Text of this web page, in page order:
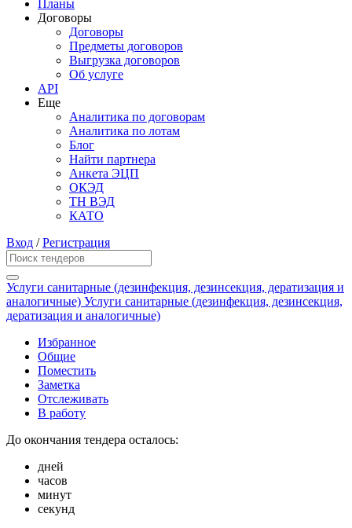
Планы
Договоры
Договоры
Предметы договоров
Выгрузка договоров
Об услуге
API
Еще
Аналитика по договорам
Аналитика по лотам
Блог
Найти партнера
Анкета ЭЦП
ОКЭД
ТН ВЭД
КАТО
Вход /Регистрация
Услуги санитарные (дезинфекция, дезинсекция, дератизация и
аналогичные) Услуги санитарные (дезинфекция, дезинсекция,
дератизация и аналогичные)
Избранное
Общие
Поместить
Заметка
Отслеживать
В работу
До окончания тендера осталось:
дней
часов
минут
секунд